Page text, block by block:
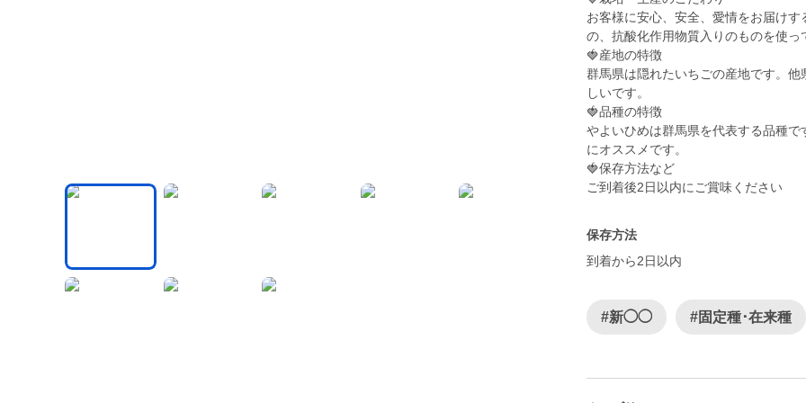
お客様に安心、安全、愛情をお届け
の、抗酸化作用物質入りのものを使
🍓産地の特徴
群馬県は隠れたいちごの産地です。
しいです。
🍓品種の特徴
やよいひめは群馬県を代表する品種
にオススメです。
🍓保存方法など
ご到着後2日以内にご賞味ください
保存方法
到着から2日以内
#新◯◯ #固定種･在来種